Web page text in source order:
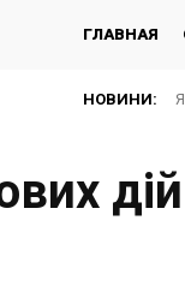
ГЛАВНАЯ
НОВИНИ: